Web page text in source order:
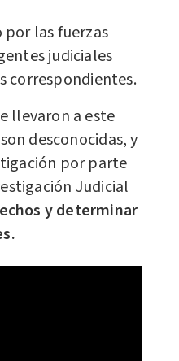
por las fuerzas
judiciales
correspondientes.
llevaron a este
desconocidas, y
por parte
Judicial
y determinar